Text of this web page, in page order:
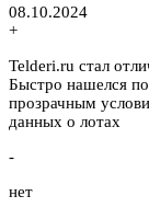
08.10.2024
+
Telderi.ru стал
Быстро нашелся
прозрачным
данных о лотах
-
нет